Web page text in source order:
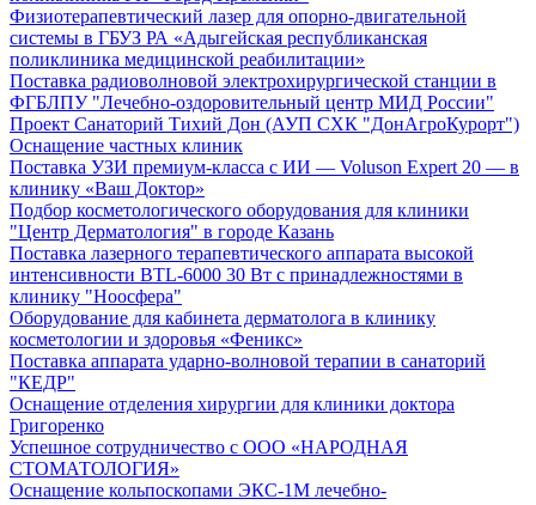
Физиотерапевтический лазер для опорно-двигательной
системы в ГБУЗ РА «Адыгейская республиканская
поликлиника медицинской реабилитации»
Поставка радиоволновой электрохирургической станции в
ФГБЛПУ "Лечебно-оздоровительный центр МИД России"
Проект Санаторий Тихий Дон (АУП СХК "ДонАгроКурорт")
Оснащение частных клиник
Поставка УЗИ премиум-класса с ИИ — Voluson Expert 20 — в
клинику «Ваш Доктор»
Подбор косметологического оборудования для клиники
"Центр Дерматология" в городе Казань
Поставка лазерного терапевтического аппарата высокой
интенсивности BTL-6000 30 Вт с принадлежностями в
клинику "Ноосфера"
Оборудование для кабинета дерматолога в клинику
косметологии и здоровья «Феникс»
Поставка аппарата ударно-волновой терапии в санаторий
"КЕДР"
Оснащение отделения хирургии для клиники доктора
Григоренко
Успешное сотрудничество с ООО «НАРОДНАЯ
СТОМАТОЛОГИЯ»
Оснащение кольпоскопами ЭКС-1М лечебно-